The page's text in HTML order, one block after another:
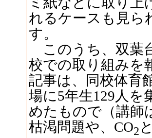
れるケースも見ら
す。
このうち、双葉
校での取り組みを
記事は、同校体育
場に5年生129人を
めたもので（講師
枯渇問題や、CO2